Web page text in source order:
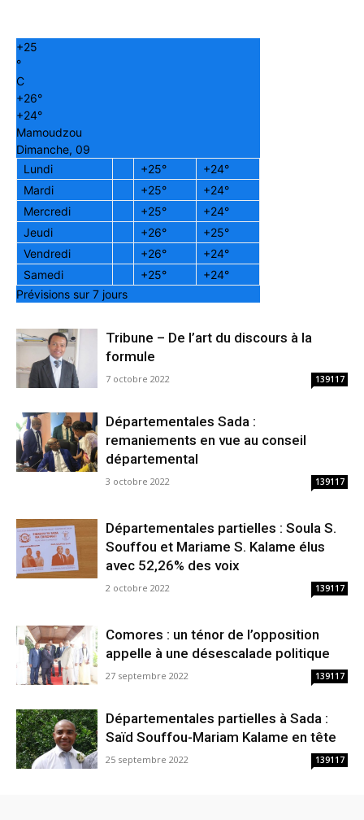
+25
°
C
+26°
+24°
Mamoudzou
Dimanche, 09
Lundi
+25° +24°
Mardi
+25° +24°
Mercredi
+25° +24°
Jeudi
+26° +25°
Vendredi
+26° +24°
Samedi
+25° +24°
Prévisions sur 7 jours
Tribune – De l’art du discours à la
formule
7 octobre 2022 139117
Départementales Sada :
remaniements en vue au conseil
départemental
3 octobre 2022 139117
Départementales partielles : Soula S.
Souffou et Mariame S. Kalame élus
avec 52,26% des voix
2 octobre 2022 139117
Comores : un ténor de l’opposition
appelle à une désescalade politique
27 septembre 2022 139117
Départementales partielles à Sada :
Saïd Souffou-Mariam Kalame en tête
25 septembre 2022 139117